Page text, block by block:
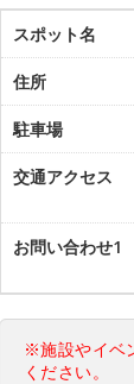
スポット名
住所
駐車場
交通アクセス
お問い合わせ1
※施設やイベ
ください。